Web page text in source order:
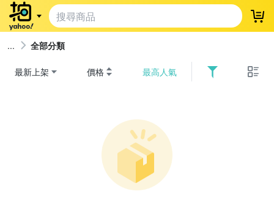
登
全部分類
最新上架 價格 最高人氣